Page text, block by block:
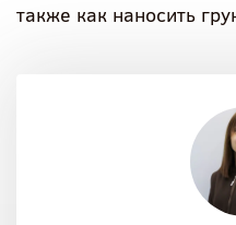
также как наносить